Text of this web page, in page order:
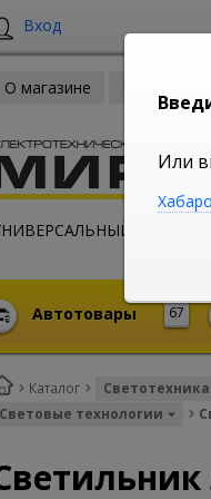
Вход
О магазине
67
Автотовары
Каталог Светотехника
Световые технологии
Или